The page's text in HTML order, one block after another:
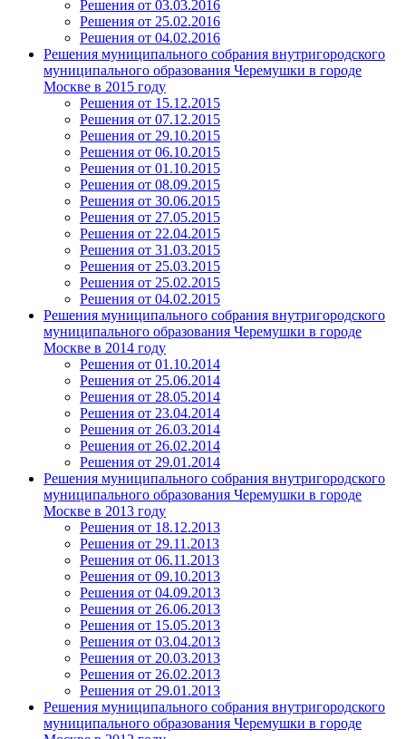
Решения от 03.03.2016
Решения от 25.02.2016
Решения от 04.02.2016
Решения муниципального собрания внутригородского
муниципального образования Черемушки в городе
Москве в 2015 году
Решения от 15.12.2015
Решения от 07.12.2015
Решения от 29.10.2015
Решения от 06.10.2015
Решения от 01.10.2015
Решения от 08.09.2015
Решения от 30.06.2015
Решения от 27.05.2015
Решения от 22.04.2015
Решения от 31.03.2015
Решения от 25.03.2015
Решения от 25.02.2015
Решения от 04.02.2015
Решения муниципального собрания внутригородского
муниципального образования Черемушки в городе
Москве в 2014 году
Решения от 01.10.2014
Решения от 25.06.2014
Решения от 28.05.2014
Решения от 23.04.2014
Решения от 26.03.2014
Решения от 26.02.2014
Решения от 29.01.2014
Решения муниципального собрания внутригородского
муниципального образования Черемушки в городе
Москве в 2013 году
Решения от 18.12.2013
Решения от 29.11.2013
Решения от 06.11.2013
Решения от 09.10.2013
Решения от 04.09.2013
Решения от 26.06.2013
Решения от 15.05.2013
Решения от 03.04.2013
Решения от 20.03.2013
Решения от 26.02.2013
Решения от 29.01.2013
Решения муниципального собрания внутригородского
муниципального образования Черемушки в городе